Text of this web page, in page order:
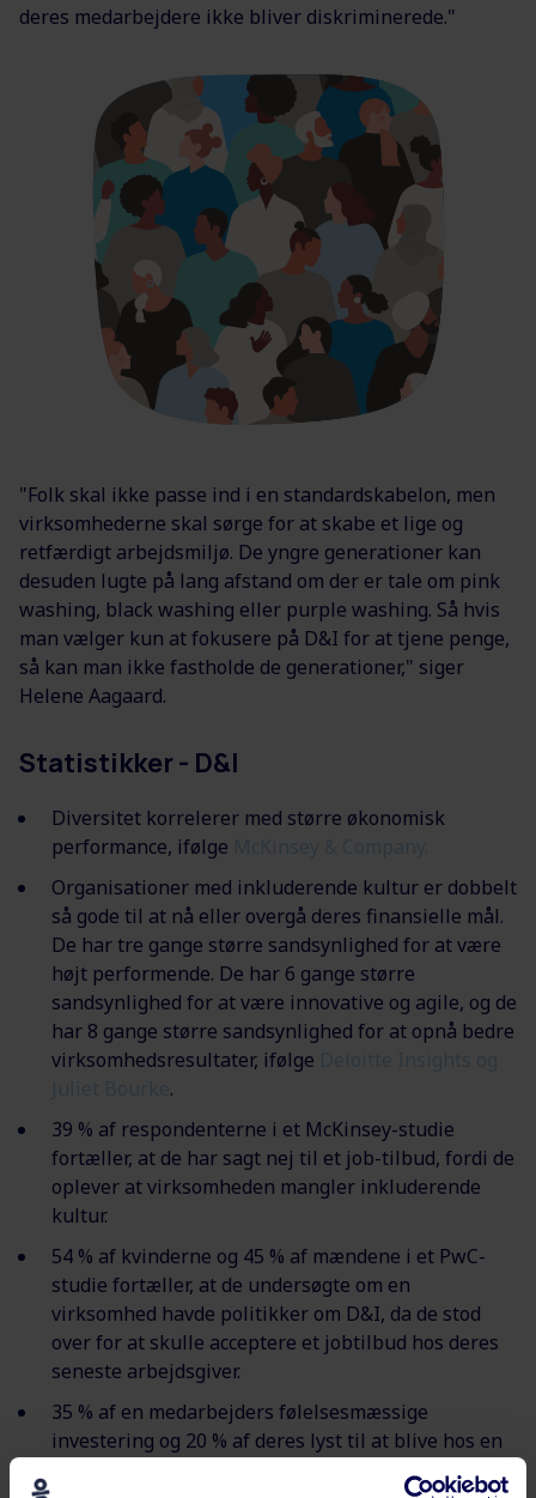
deres medarbejdere ikke bliver diskriminerede."
"Folk skal ikke passe ind i en standardskabelon, men
virksomhederne skal sørge for at skabe et lige og
retfærdigt arbejdsmiljø. De yngre generationer kan
desuden lugte på lang afstand om der er tale om pink
washing, black washing eller purple washing. Så hvis
man vælger kun at fokusere på D&I for at tjene penge,
så kan man ikke fastholde de generationer," siger
Helene Aagaard.
Statistikker - D&I
Diversitet korrelerer med større økonomisk
performance, ifølge
Organisationer med inkluderende kultur er dobbelt
så gode til at nå eller overgå deres finansielle mål.
De har tre gange større sandsynlighed for at være
højt performende. De har 6 gange større
sandsynlighed for at være innovative og agile, og de
har 8 gange større sandsynlighed for at opnå bedre
virksomhedsresultater, ifølge
.
39 % af respondenterne i et McKinsey-studie
fortæller, at de har sagt nej til et job-tilbud, fordi de
oplever at virksomheden mangler inkluderende
kultur.
54 % af kvinderne og 45 % af mændene i et PwC-
studie fortæller, at de undersøgte om en
virksomhed havde politikker om D&I, da de stod
over for at skulle acceptere et jobtilbud hos deres
seneste arbejdsgiver.
35 % af en medarbejders følelsesmæssige
investering og 20 % af deres lyst til at blive hos en
virksomhed relaterer sig til inklusion, ifølge et